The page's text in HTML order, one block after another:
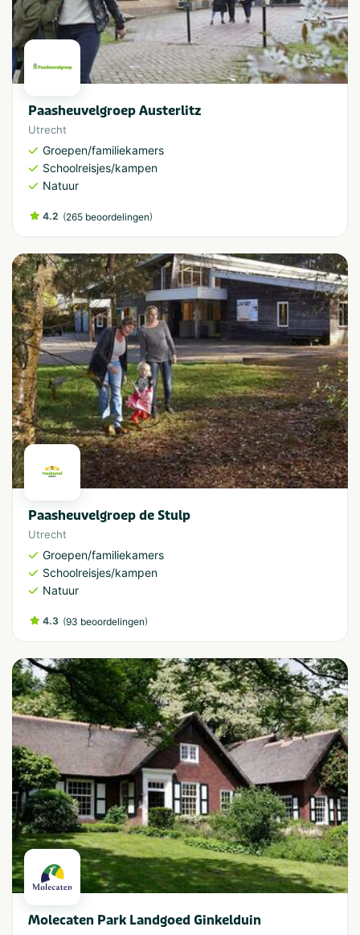
Paasheuvelgroep Austerlitz
Utrecht
Groepen/familiekamers
Schoolreisjes/kampen
Natuur
4.2 (265 beoordelingen)
Paasheuvelgroep de Stulp
Utrecht
Groepen/familiekamers
Schoolreisjes/kampen
Natuur
4.3 (93 beoordelingen)
Molecaten Park Landgoed Ginkelduin